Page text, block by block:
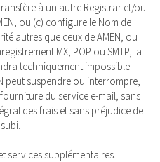
à un autre Registrar et/ou
ou (c) configure le Nom de
autres que ceux de AMEN, ou
MX, POP ou SMTP, la
techniquement impossible
peut suspendre ou interrompre,
du service e-mail, sans
des frais et sans préjudice de
services supplémentaires.